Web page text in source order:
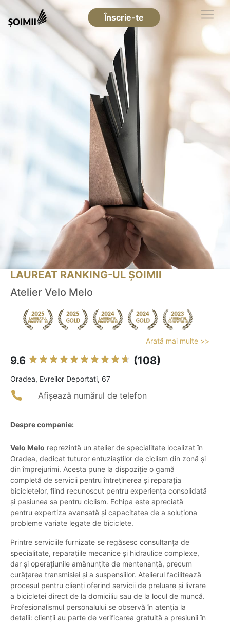
Înscrie-te
LAUREAT RANKING-UL ȘOIMII
Atelier Velo Melo
Arată mai multe >>
9.6 (108)
Oradea, Evreilor Deportati, 67
Afișează numărul de telefon
Despre companie:
Velo Melo reprezintă un atelier de specialitate localizat în
Oradea, dedicat tuturor entuziaștilor de ciclism din zonă și
din împrejurimi. Acesta pune la dispoziție o gamă
completă de servicii pentru întreținerea și reparația
bicicletelor, fiind recunoscut pentru experiența consolidată
și pasiunea sa pentru ciclism. Echipa este apreciată
pentru expertiza avansată și capacitatea de a soluționa
probleme variate legate de biciclete.
Printre serviciile furnizate se regăsesc consultanța de
specialitate, reparațiile mecanice și hidraulice complexe,
dar și operațiunile amănunțite de mentenanță, precum
curățarea transmisiei și a suspensiilor. Atelierul facilitează
procesul pentru clienți oferind servicii de preluare și livrare
a bicicletei direct de la domiciliu sau de la locul de muncă.
Profesionalismul personalului se observă în atenția la
detalii: clienții au parte de verificarea gratuită a presiunii în